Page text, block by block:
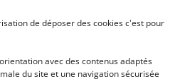
de déposer des cookies c'est pour
avec des contenus adaptés
du site et une navigation sécurisée
Conditions
d’Utilisation